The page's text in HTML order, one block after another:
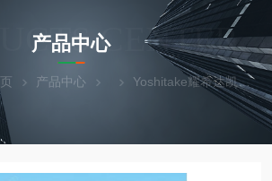
CENTER
产品中心
产品中心 Yoshitake耀希达凯